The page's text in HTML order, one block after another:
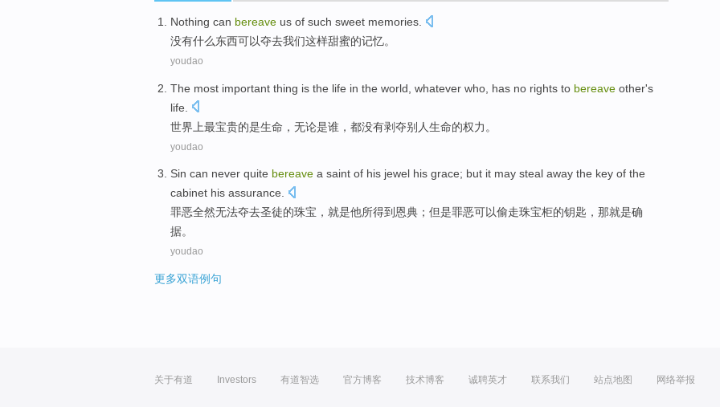
Nothing can bereave us of such sweet memories
没有什么东西可以夺去我们这样甜蜜的记忆。
youdao
The most important thing is the life in the world whatever who has no rights to bereave other's
life
世界上最宝贵的是生命 ， 无论是谁 ，都没有剥夺别人生命的权力 。
youdao
Sin can never quite bereave a saint of his jewel his grace; but it may steal away the key of the
cabinet his assurance.
罪恶全然无法夺去圣徒的珠宝 ，就是他所得到恩典 ； 但是罪恶可以偷走珠宝柜的钥匙 ，那就是确
据。
youdao
更多双语例句
关于有道 Investors 有道智选 官方博客 技术博客 诚聘英才 联系我们 站点地图 网络举报